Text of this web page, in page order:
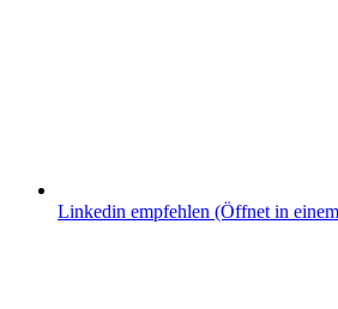
Linkedin empfehlen (Öffnet in